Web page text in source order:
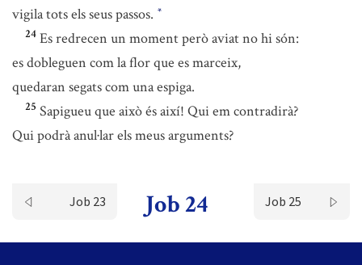
vigila tots els seus passos. *
24 Es redrecen un moment però aviat no hi són:
es dobleguen com la flor que es marceix,
quedaran segats com una espiga.
25 Sapigueu que això és així! Qui em contradirà?
Qui podrà anul·lar els meus arguments?
Job 23 Job 24 Job 25